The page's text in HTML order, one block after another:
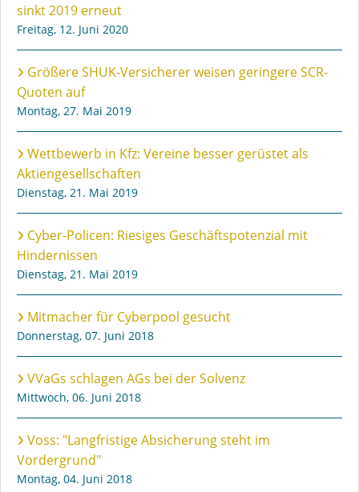
sinkt 2019 erneut
Freitag, 12. Juni 2020
Größere SHUK-Versicherer weisen geringere SCR-
Quoten auf
Montag, 27. Mai 2019
Wettbewerb in Kfz: Vereine besser gerüstet als
Aktiengesellschaften
Dienstag, 21. Mai 2019
Cyber-Policen: Riesiges Geschäftspotenzial mit
Hindernissen
Dienstag, 21. Mai 2019
Mitmacher für Cyberpool gesucht
Donnerstag, 07. Juni 2018
VVaGs schlagen AGs bei der Solvenz
Mittwoch, 06. Juni 2018
Voss: "Langfristige Absicherung steht im
Vordergrund"
Montag, 04. Juni 2018